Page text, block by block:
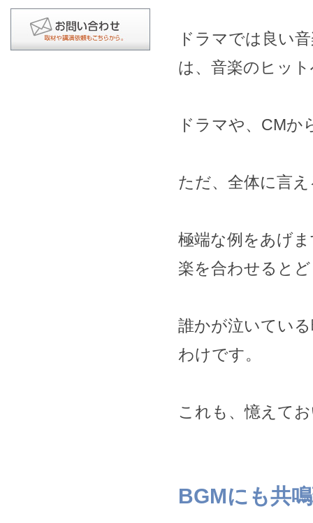
ドラマでは良い
は、音楽のヒッ
ドラマや、CM
ただ、全体に言
極端な例をあげ
楽を合わせると
誰かが泣いてい
わけです。
これも、憶えて
BGMにも共